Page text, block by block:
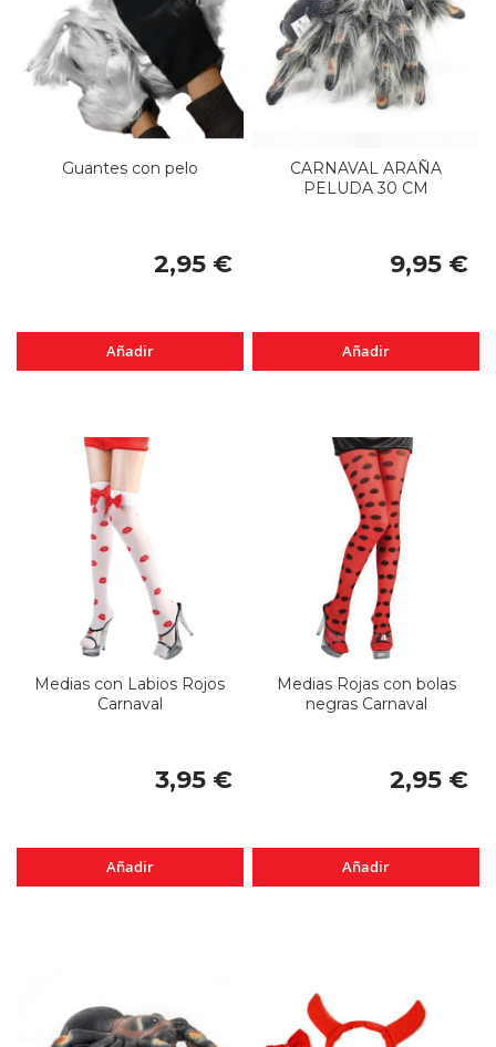
Guantes con pelo
2,95 €
Añadir
CARNAVAL ARAÑA
PELUDA 30 CM
9,95 €
Añadir
Medias con Labios Rojos
Carnaval
3,95 €
Añadir
Medias Rojas con bolas
negras Carnaval
2,95 €
Añadir